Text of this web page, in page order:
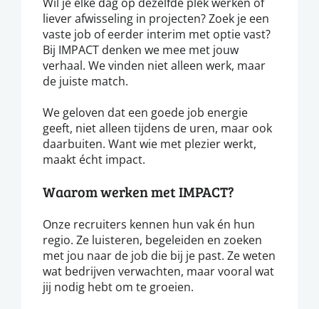
liever afwisseling in projecten? Zoek je een
vaste job of eerder interim met optie vast?
Bij IMPACT denken we mee met jouw
verhaal. We vinden niet alleen werk, maar
de juiste match.
We geloven dat een goede job energie
geeft, niet alleen tijdens de uren, maar ook
daarbuiten. Want wie met plezier werkt,
maakt écht impact.
Waarom werken met IMPACT?
Onze recruiters kennen hun vak én hun
regio. Ze luisteren, begeleiden en zoeken
met jou naar de job die bij je past. Ze weten
wat bedrijven verwachten, maar vooral wat
jij nodig hebt om te groeien.